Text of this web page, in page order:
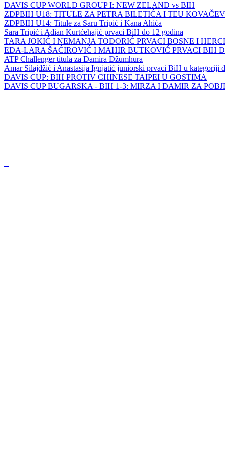
DAVIS CUP WORLD GROUP I: NEW ZELAND vs BIH
ZDPBIH U18: TITULE ZA PETRA BILETIĆA I TEU
ZDPBIH U14: Titule za Saru Tripić i Kana Ahića
Sara Tripić i Adian Kurtćehajić prvaci BiH do 12 godina
TARA JOKIĆ I NEMANJA TODORIĆ PRVACI BOSNE I
EDA-LARA ŠAĆIROVIĆ I MAHIR BUTKOVIĆ PRVACI BIH
ATP Challenger titula za Damira Džumhura
Amar Silajdžić i Anastasija Ignjatić juniorski prvaci BiH u kategoriji
DAVIS CUP: BIH PROTIV CHINESE TAIPEI U GOSTIMA
DAVIS CUP BUGARSKA - BIH 1-3: MIRZA I DAMIR ZA